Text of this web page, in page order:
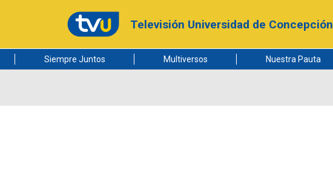
Televisión Universidad de Concepción
Siempre Juntos Multiversos Nuestra Pauta